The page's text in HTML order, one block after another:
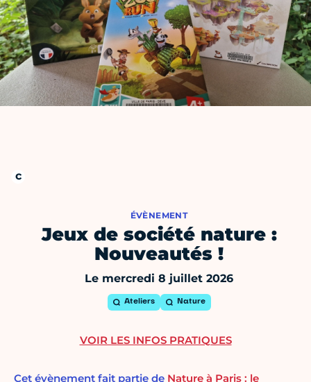
ÉVÈNEMENT
Jeux de société nature :
Nouveautés !
Le mercredi 8 juillet 2026
Ateliers Nature
Cet évènement fait partie de Nature à Paris : le
VOIR LES INFOS PRATIQUES